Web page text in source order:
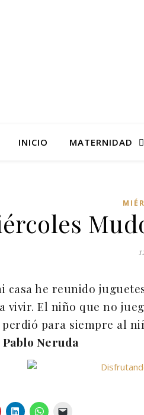
INICIO MATERNIDAD
casa he reunido
vivir. El niño que no
para siempre al
Pablo Neruda